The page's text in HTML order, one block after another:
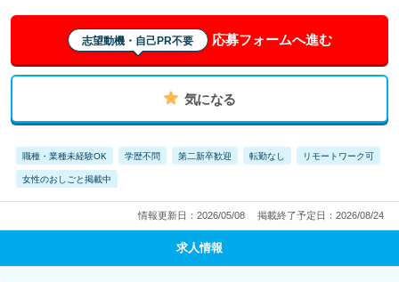
志望動機・自己PR不要 応募フォームへ進む
気になる
職種・業種未経験OK 学歴不問 第二新卒歓迎 転勤なし リモートワーク可
女性のおしごと掲載中
情報更新日：2026/05/08 掲載終了予定日：2026/08/24
求人情報